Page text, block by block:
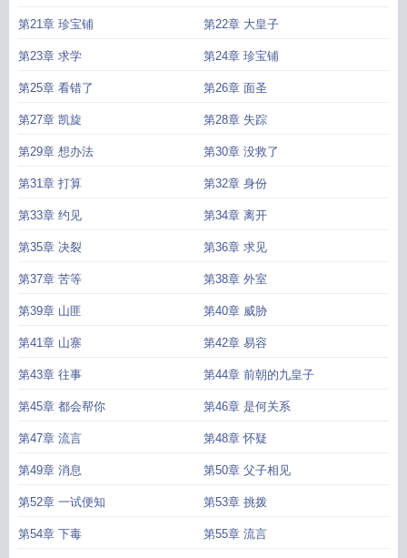
第21章 珍宝铺 第22章 大皇子
第23章 求学 第24章 珍宝铺
第25章 看错了 第26章 面圣
第27章 凯旋 第28章 失踪
第29章 想办法 第30章 没救了
第31章 打算 第32章 身份
第33章 约见 第34章 离开
第35章 决裂 第36章 求见
第37章 苦等 第38章 外室
第39章 山匪 第40章 威胁
第41章 山寨 第42章 易容
第43章 往事 第44章 前朝的九皇子
第45章 都会帮你 第46章 是何关系
第47章 流言 第48章 怀疑
第49章 消息 第50章 父子相见
第52章 一试便知 第53章 挑拨
第54章 下毒 第55章 流言